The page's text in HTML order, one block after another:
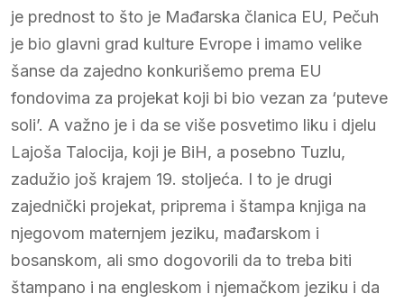
je prednost to što je Mađarska članica EU, Pečuh
je bio glavni grad kulture Evrope i imamo velike
šanse da zajedno konkurišemo prema EU
fondovima za projekat koji bi bio vezan za ‘puteve
soli’. A važno je i da se više posvetimo liku i djelu
Lajoša Talocija, koji je BiH, a posebno Tuzlu,
zadužio još krajem 19. stoljeća. I to je drugi
zajednički projekat, priprema i štampa knjiga na
njegovom maternjem jeziku, mađarskom i
bosanskom, ali smo dogovorili da to treba biti
štampano i na engleskom i njemačkom jeziku i da